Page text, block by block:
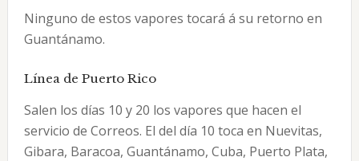
Ninguno de estos vapores tocará á su retorno en
Guantánamo.
Línea de Puerto Rico
Salen los días 10 y 20 los vapores que hacen el
servicio de Correos. El del día 10 toca en Nuevitas,
Gibara, Baracoa, Guantánamo, Cuba, Puerto Plata,